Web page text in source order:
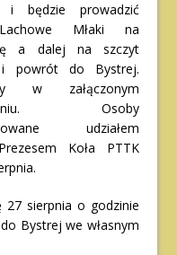
i będzie prowadzić
Młaki na
a dalej na szczyt
i powrót do Bystrej.
w załączonym
Osoby
udziałem
Koła PTTK
sierpnia o godzinie
Bystrej we własnym